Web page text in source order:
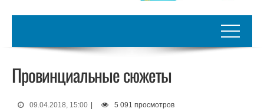
Провинциальные сюжеты
09.04.2018, 15:00 5 091 просмотров